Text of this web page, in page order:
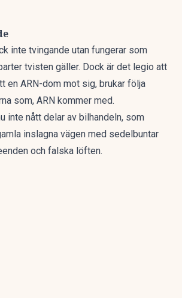
inte tvingande utan fungerar som
tvisten gäller. Dock är det legio att
en ARN-dom mot sig, brukar följa
som, ARN kommer med.
inte nått delar av bilhandeln, som
inslagna vägen med sedelbuntar
och falska löften.